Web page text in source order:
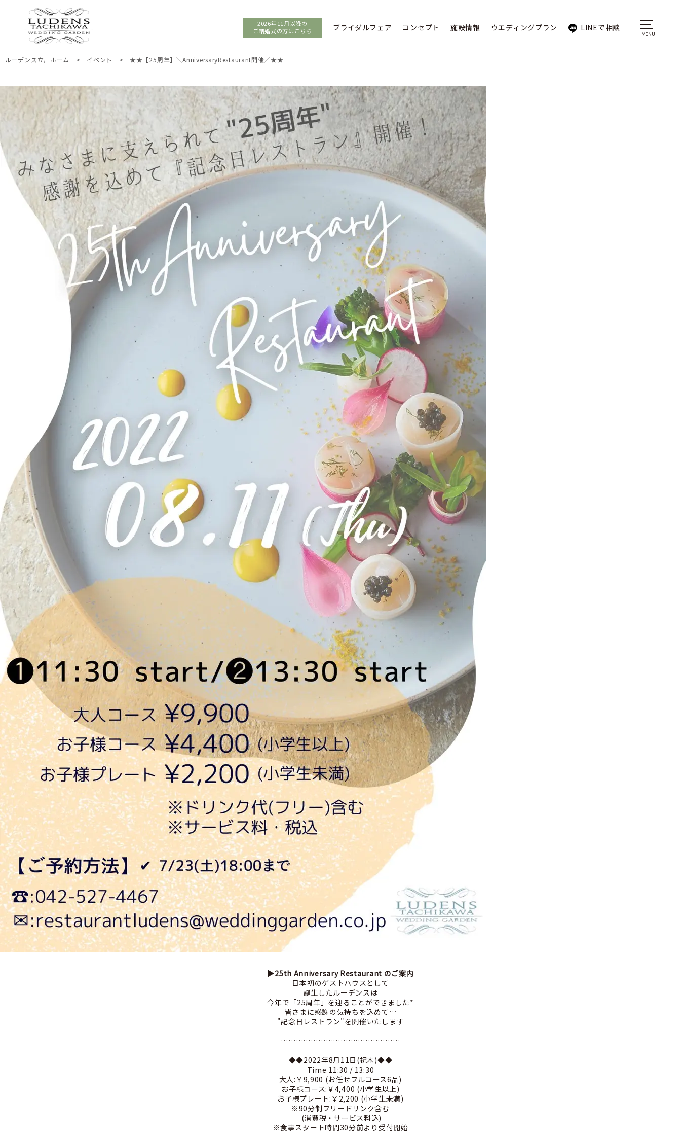
2026年11月以降の
ご結婚式の方はこちら
ブライダルフェア コンセプト 施設情報 ウエディングプラン LINEで相談
ルーデンス立川ホーム > イベント > ★★【25周年】＼AnniversaryRestaurant開催／★★
▶︎25th Anniversary Restaurant のご案内
日本初のゲストハウスとして
誕生したルーデンスは
今年で「25周年」を迎ることができました*
皆さまに感謝の気持ちを込めて…
"記念日レストラン"を開催いたします
…………………………………………
◆◆2022年8月11日(祝木)◆◆
Time ‪11:30 / 13:30
大人:￥9,900 (お任せフルコース6品)
お子様コース:￥4,400 (小学生以上)
お子様プレート:￥2,200 (小学生未満)
※90分制フリードリンク含む
(消費税・サービス料込)
※食事スタート時間30分前より受付開始